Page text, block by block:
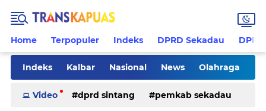
Home Terpopuler Indeks DPRD Sekadau
Indeks Kalbar Nasional News Olahraga
Pilkades Rohani Sanggau Sekadau
Video dprd sintang pemkab sekadau